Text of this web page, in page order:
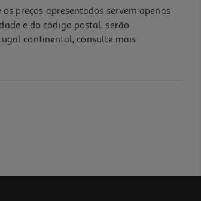
preços apresentados servem apenas
e do código postal, serão
continental, consulte mais